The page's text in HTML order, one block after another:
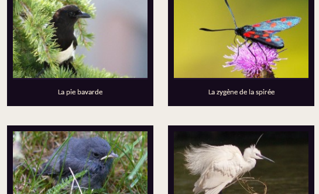
La pie bavarde La zygène de la spirée